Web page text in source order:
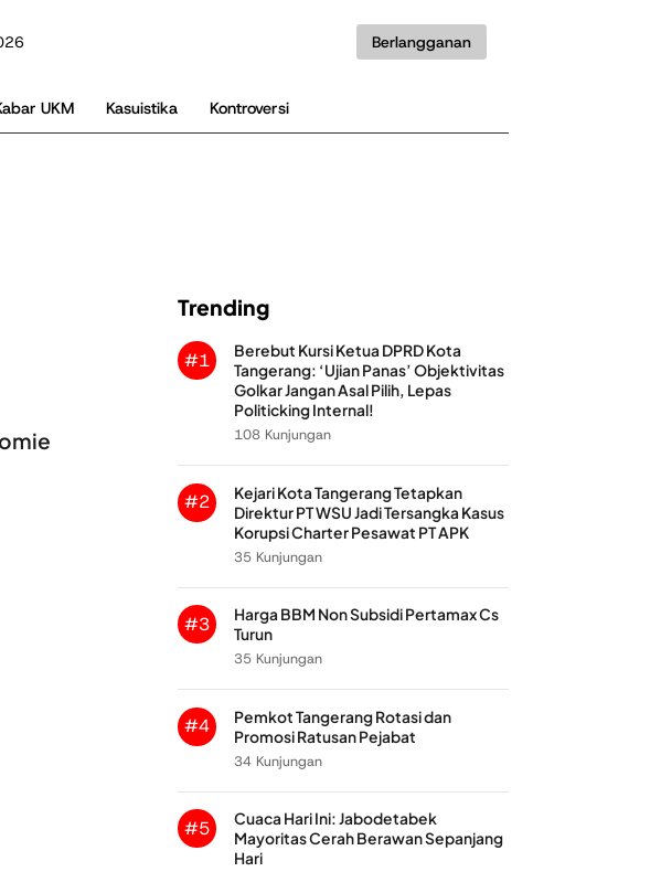
Berlangganan
UKM Kasuistika Kontroversi
Trending
#1
Berebut Kursi Ketua DPRD Kota
Tangerang: ‘Ujian Panas’ Objektivitas
Golkar Jangan Asal Pilih, Lepas
Politicking Internal!
108 Kunjungan
#2
Kejari Kota Tangerang Tetapkan
Direktur PT WSU Jadi Tersangka Kasus
Korupsi Charter Pesawat PT APK
35 Kunjungan
#3
Harga BBM Non Subsidi Pertamax Cs
Turun
35 Kunjungan
#4
Pemkot Tangerang Rotasi dan
Promosi Ratusan Pejabat
34 Kunjungan
#5
Cuaca Hari Ini: Jabodetabek
Mayoritas Cerah Berawan Sepanjang
Hari